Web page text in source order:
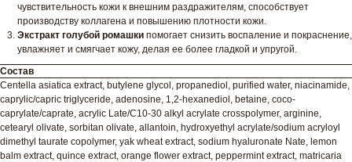
чувствительность кожи к внешним раздражителям, способствует
производству коллагена и повышению плотности кожи.
Экстракт голубой ромашки помогает снизить воспаление и покраснение,
увлажняет и смягчает кожу, делая ее более гладкой и упругой.
Состав
Centella asiatica extract, butylene glycol, propanediol, purified water, niacinamide,
caprylic/capric triglyceride, adenosine, 1,2-hexanediol, betaine, coco-
caprylate/caprate, acrylic Late/C10-30 alkyl acrylate crosspolymer, arginine,
cetearyl olivate, sorbitan olivate, allantoin, hydroxyethyl acrylate/sodium acryloyl
dimethyl taurate copolymer, yak wheat extract, sodium hyaluronate Nate, lemon
balm extract, quince extract, orange flower extract, peppermint extract, matricaria